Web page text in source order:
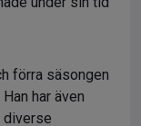
förra säsongen
har även
diverse